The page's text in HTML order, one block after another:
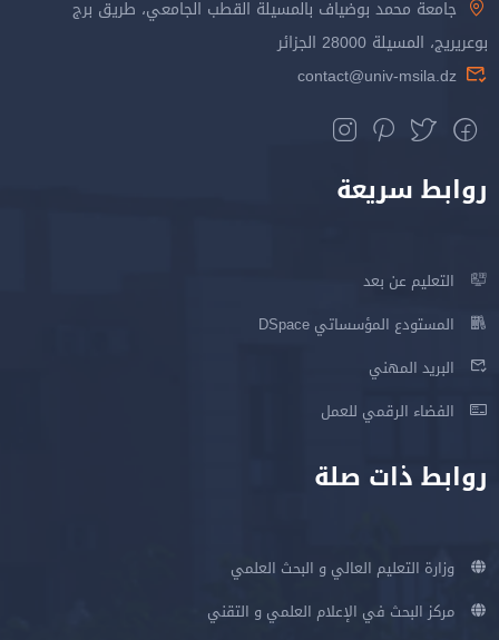
جامعة محمد بوضياف بالمسيلة القطب الجامعي، طريق برج
بوعريريج، المسيلة 28000 الجزائر
contact@univ-msila.dz
روابط سريعة
التعليم عن بعد
المستودع المؤسساتي DSpace
البريد المهني
الفضاء الرقمي للعمل
روابط ذات صلة
وزارة التعليم العالي و البحث العلمي
مركز البحث في الإعلام العلمي و التقني